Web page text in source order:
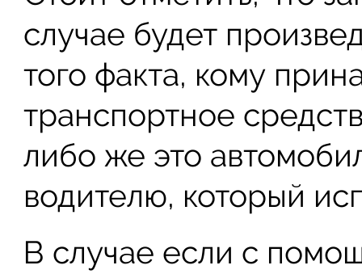
случае будет
того факта, кому
транспортное
либо же это
водителю, который
В случае если с